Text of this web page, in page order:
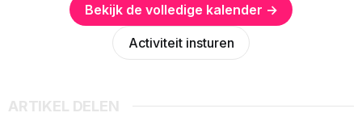
Bekijk de volledige kalender →
Activiteit insturen
ARTIKEL DELEN